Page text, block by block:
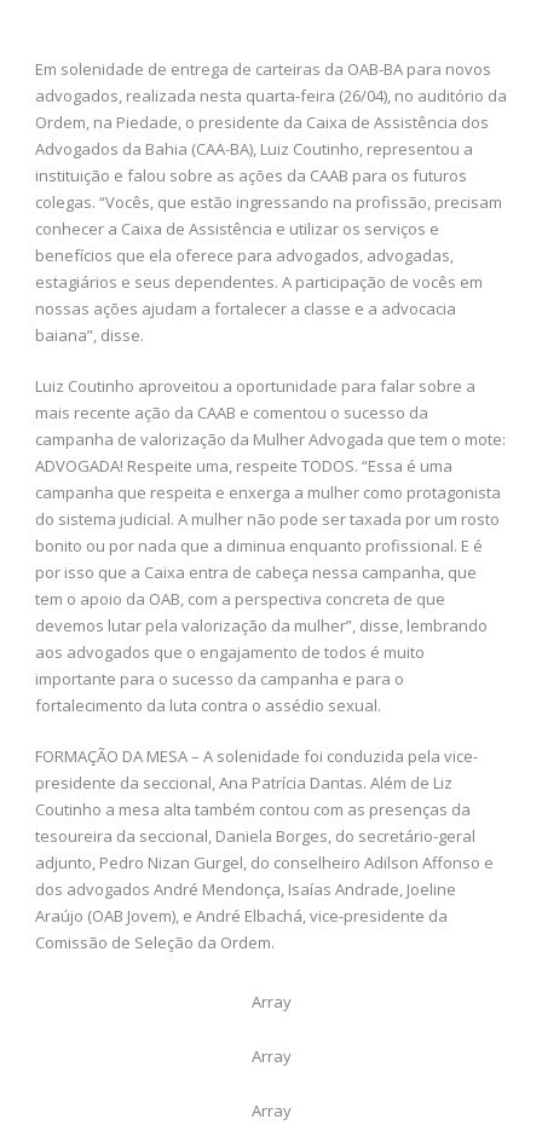
Em solenidade de entrega de carteiras da OAB-BA para novos
advogados, realizada nesta quarta-feira (26/04), no auditório da
Ordem, na Piedade, o presidente da Caixa de Assistência dos
Advogados da Bahia (CAA-BA), Luiz Coutinho, representou a
instituição e falou sobre as ações da CAAB para os futuros
colegas. “Vocês, que estão ingressando na profissão, precisam
conhecer a Caixa de Assistência e utilizar os serviços e
benefícios que ela oferece para advogados, advogadas,
estagiários e seus dependentes. A participação de vocês em
nossas ações ajudam a fortalecer a classe e a advocacia
baiana”, disse.
Luiz Coutinho aproveitou a oportunidade para falar sobre a
mais recente ação da CAAB e comentou o sucesso da
campanha de valorização da Mulher Advogada que tem o mote:
ADVOGADA! Respeite uma, respeite TODOS. “Essa é uma
campanha que respeita e enxerga a mulher como protagonista
do sistema judicial. A mulher não pode ser taxada por um rosto
bonito ou por nada que a diminua enquanto profissional. E é
por isso que a Caixa entra de cabeça nessa campanha, que
tem o apoio da OAB, com a perspectiva concreta de que
devemos lutar pela valorização da mulher”, disse, lembrando
aos advogados que o engajamento de todos é muito
importante para o sucesso da campanha e para o
fortalecimento da luta contra o assédio sexual.
FORMAÇÃO DA MESA – A solenidade foi conduzida pela vice-
presidente da seccional, Ana Patrícia Dantas. Além de Liz
Coutinho a mesa alta também contou com as presenças da
tesoureira da seccional, Daniela Borges, do secretário-geral
adjunto, Pedro Nizan Gurgel, do conselheiro Adilson Affonso e
dos advogados André Mendonça, Isaías Andrade, Joeline
Araújo (OAB Jovem), e André Elbachá, vice-presidente da
Comissão de Seleção da Ordem.
Array
Array
Array